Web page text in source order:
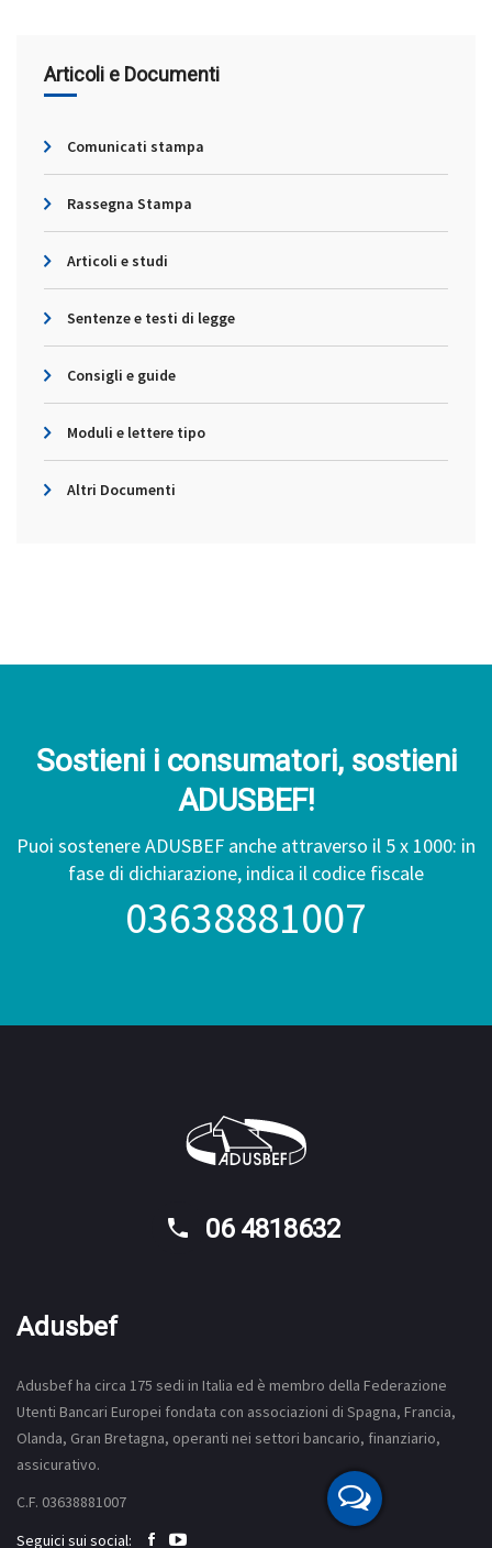
Articoli e Documenti
Comunicati stampa
Rassegna Stampa
Articoli e studi
Sentenze e testi di legge
Consigli e guide
Moduli e lettere tipo
Altri Documenti
Sostieni i consumatori, sostieni
ADUSBEF!
Puoi sostenere ADUSBEF anche attraverso il 5 x 1000: in
fase di dichiarazione, indica il codice fiscale
03638881007
06 4818632
Adusbef
Adusbef ha circa 175 sedi in Italia ed è membro della Federazione
Utenti Bancari Europei fondata con associazioni di Spagna, Francia,
Olanda, Gran Bretagna, operanti nei settori bancario, finanziario,
assicurativo.
C.F. 03638881007
Seguici sui social: